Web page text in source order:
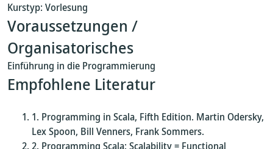
Kurstyp: Vorlesung
Voraussetzungen /
Organisatorisches
Einführung in die Programmierung
Empfohlene Literatur
Programming in Scala, Fifth Edition. Martin Odersky,
Lex Spoon, Bill Venners, Frank Sommers.
Programming Scala: Scalability = Functional